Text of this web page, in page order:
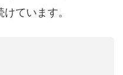
ています。